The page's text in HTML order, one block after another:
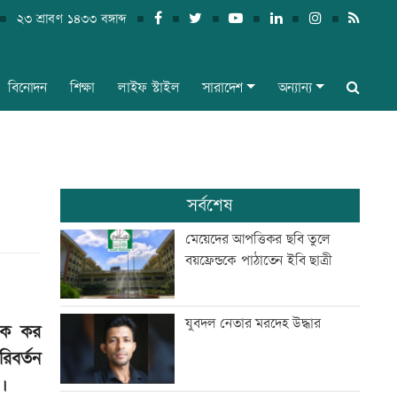
২৩ শ্রাবণ ১৪৩৩ বঙ্গাব্দ
বিনোদন শিক্ষা লাইফ স্টাইল সারাদেশ অন্যান্য
কর
সর্বশেষ
মেয়েদের আপত্তিকর ছবি তুলে
বয়ফ্রেন্ডকে পাঠাতেন ইবি ছাত্রী
যুবদল নেতার মরদেহ উদ্ধার